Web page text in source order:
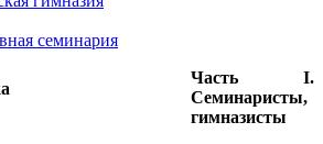
семинария
Часть I.
Семинаристы,
гимназисты